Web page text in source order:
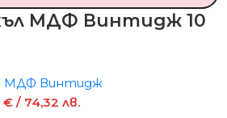
МДФ Винтидж 10
МДФ Винтидж
€ / 74,32 лв.